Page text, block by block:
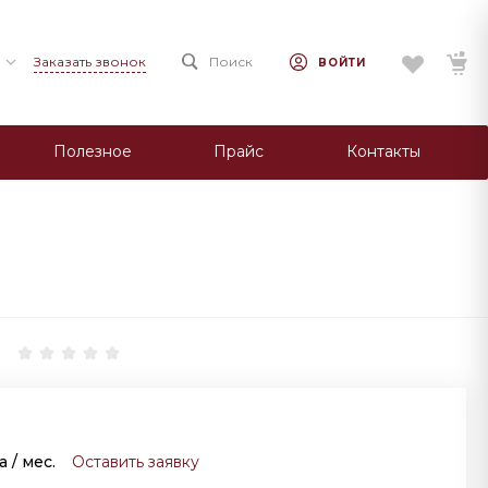
Заказать звонок Поиск ВОЙТИ
Полезное Прайс Контакты
/ мес. Оставить заявку